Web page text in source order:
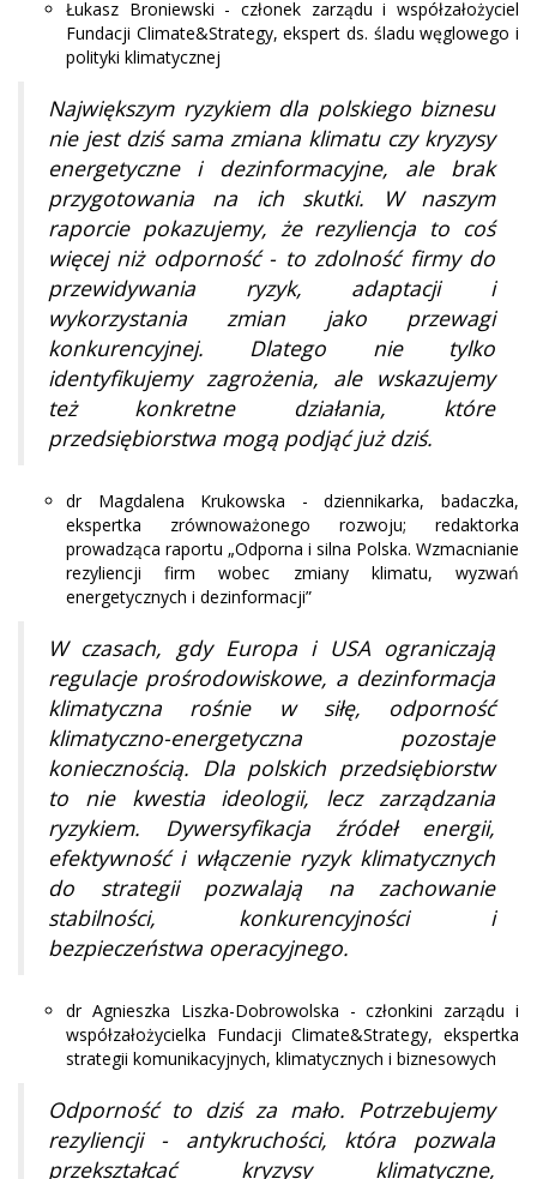
Łukasz Broniewski - członek zarządu i współzałożyciel
Fundacji Climate&Strategy, ekspert ds. śladu węglowego i
polityki klimatycznej
Największym ryzykiem dla polskiego biznesu
nie jest dziś sama zmiana klimatu czy kryzysy
energetyczne i dezinformacyjne, ale brak
przygotowania na ich skutki. W naszym
raporcie pokazujemy, że rezyliencja to coś
więcej niż odporność - to zdolność firmy do
przewidywania ryzyk, adaptacji i
wykorzystania zmian jako przewagi
konkurencyjnej. Dlatego nie tylko
identyfikujemy zagrożenia, ale wskazujemy
też konkretne działania, które
przedsiębiorstwa mogą podjąć już dziś.
dr Magdalena Krukowska - dziennikarka, badaczka,
ekspertka zrównoważonego rozwoju; redaktorka
prowadząca raportu „Odporna i silna Polska. Wzmacnianie
rezyliencji firm wobec zmiany klimatu, wyzwań
energetycznych i dezinformacji”
W czasach, gdy Europa i USA ograniczają
regulacje prośrodowiskowe, a dezinformacja
klimatyczna rośnie w siłę, odporność
klimatyczno-energetyczna pozostaje
koniecznością. Dla polskich przedsiębiorstw
to nie kwestia ideologii, lecz zarządzania
ryzykiem. Dywersyfikacja źródeł energii,
efektywność i włączenie ryzyk klimatycznych
do strategii pozwalają na zachowanie
stabilności, konkurencyjności i
bezpieczeństwa operacyjnego.
dr Agnieszka Liszka-Dobrowolska - członkini zarządu i
współzałożycielka Fundacji Climate&Strategy, ekspertka
strategii komunikacyjnych, klimatycznych i biznesowych
Odporność to dziś za mało. Potrzebujemy
rezyliencji - antykruchości, która pozwala
przekształcać kryzysy klimatyczne,